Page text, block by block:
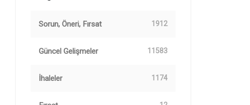
Sorun, Öneri, Fırsat 1912
Güncel Gelişmeler 11583
İhaleler 1174